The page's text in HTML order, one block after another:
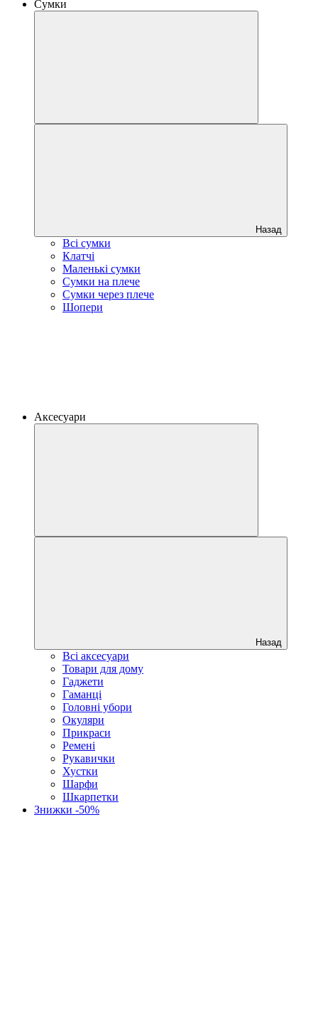
Сумки
Назад
Всі сумки
Клатчі
Маленькі сумки
Сумки на плече
Сумки через плече
Шопери
Аксесуари
Назад
Всі аксесуари
Товари для дому
Гаджети
Гаманці
Головні убори
Окуляри
Прикраси
Ремені
Рукавички
Хустки
Шарфи
Шкарпетки
Знижки -50%